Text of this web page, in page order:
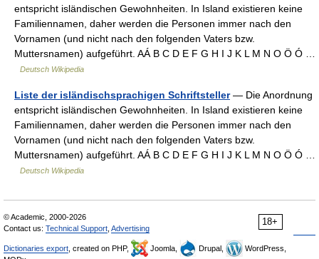
entspricht isländischen Gewohnheiten. In Island existieren keine
Familiennamen, daher werden die Personen immer nach den
Vornamen (und nicht nach den folgenden Vaters bzw.
Muttersnamen) aufgeführt. AÁ B C D E F G H I J K L M N O Ö Ó …
Deutsch Wikipedia
Liste der isländischsprachigen Schriftsteller— Die Anordnung
entspricht isländischen Gewohnheiten. In Island existieren keine
Familiennamen, daher werden die Personen immer nach den
Vornamen (und nicht nach den folgenden Vaters bzw.
Muttersnamen) aufgeführt. AÁ B C D E F G H I J K L M N O Ö Ó …
Deutsch Wikipedia
18+
© Academic, 2000-2026
Contact us: Technical Support Advertising
Dictionaries export , created on PHP, Joomla, Drupal,
WordPress,